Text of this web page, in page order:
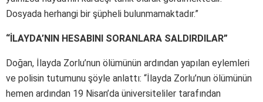
Dosyada herhangi bir şüpheli bulunmamaktadır.”
“İLAYDA’NIN HESABINI SORANLARA SALDIRDILAR”
Doğan, İlayda Zorlu’nun ölümünün ardından yapılan eylemleri
ve polisin tutumunu şöyle anlattı: “İlayda Zorlu’nun ölümünün
hemen ardından 19 Nisan’da üniversiteliler tarafından